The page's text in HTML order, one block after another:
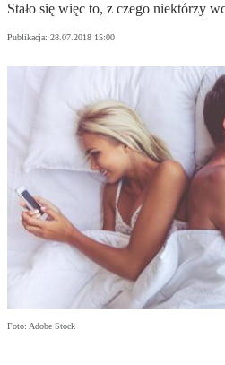
Stało się więc to, z czego niektórzy
Publikacja: 28.07.2018 15:00
Foto: Adobe Stock